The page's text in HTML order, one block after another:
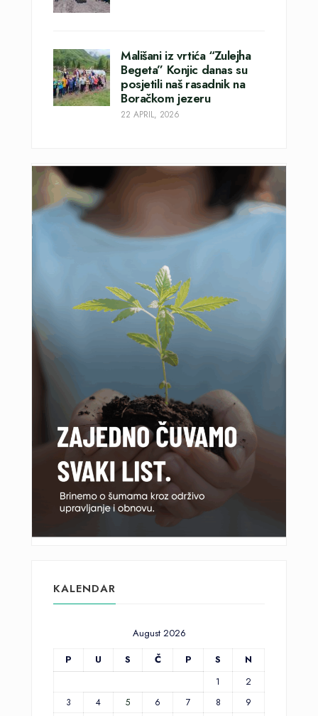
Mališani iz vrtića “Zulejha
Begeta” Konjic danas su
posjetili naš rasadnik na
Boračkom jezeru
22 APRIL, 2026
KALENDAR
August 2026
P
U S Č P S N
1
2
3
4 5 6 7 8
9